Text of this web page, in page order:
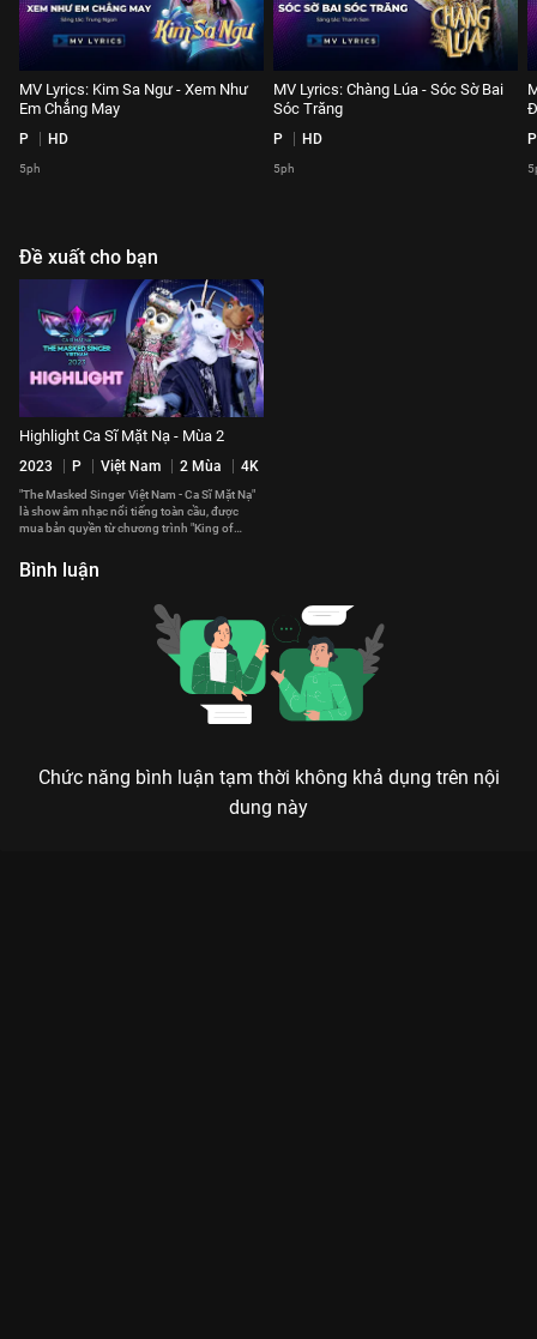
MV Lyrics: Kim Sa Ngư - Xem Như
Em Chẳng May
P HD
5ph
MV Lyrics: Chàng Lúa - Sóc Sờ Bai
Sóc Trăng
P HD
5ph
P
Đề xuất cho bạn
Highlight Ca Sĩ Mặt Nạ - Mùa 2
2023 P Việt Nam 2 Mùa 4K
"The Masked Singer Việt Nam - Ca Sĩ Mặt Nạ"
là show âm nhạc nổi tiếng toàn cầu, được
mua bản quyền từ chương trình "King of
dễ dàng bắt gặp những giọng hát "tuy lạ mà
quen" cùng những màn xuất hiện bất ngờ
Bình luận
Chức năng bình luận tạm thời không khả dụng trên nội
dung này